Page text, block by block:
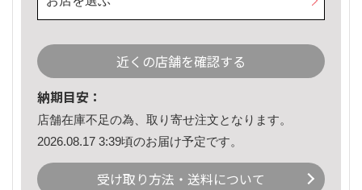
近くの店舗を確認する
納期目安：
店舗在庫不足の為、取り寄せ注文となります。
2026.08.17 3:39頃のお届け予定です。
受け取り方法・送料について